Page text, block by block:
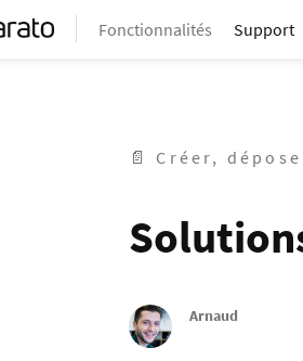
Fonctionnalités Support
📄 Créer,
Arnaud